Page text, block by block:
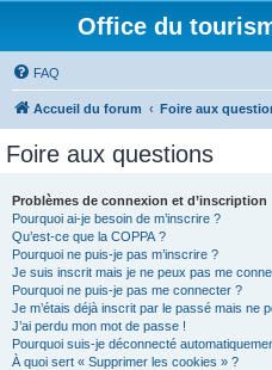
Office du
FAQ
Accueil du forum Foire aux
Foire aux questions
Problèmes de connexion et d’inscription
Pourquoi ai-je besoin de m’inscrire ?
Qu’est-ce que la COPPA ?
Pourquoi ne puis-je pas m’inscrire ?
Je suis inscrit mais je ne peux pas me
Pourquoi ne puis-je pas me connecter ?
Je m’étais déjà inscrit par le passé mais ne
J’ai perdu mon mot de passe !
Pourquoi suis-je déconnecté
À quoi sert « Supprimer les cookies » ?